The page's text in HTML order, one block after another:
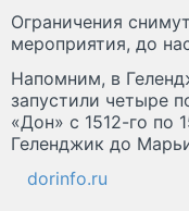
Ограничения
мероприятия, до
Напомним, в
запустили четыре
«Дон» с 1512-го по
Геленджик до
dorinfo.ru